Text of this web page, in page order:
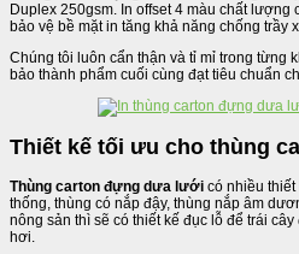
Duplex 250gsm. In offset 4 màu chất
bảo vệ bề mặt in tăng khả năng chống trầy
Chúng tôi luôn cẩn thận và tỉ mỉ trong từng
bảo thành phẩm cuối cùng đạt tiêu chuẩn
Thiết kế tối ưu cho thùng
Thùng carton đựng dưa lưới có nhiều thiết
thống, thùng có nắp đậy, thùng nắp âm
nông sản thì sẽ có thiết kế đục lỗ để trái
hơi.